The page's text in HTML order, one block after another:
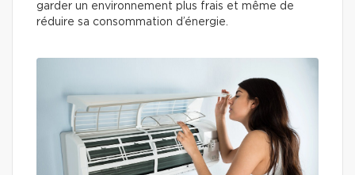
garder un environnement plus frais et même de
réduire sa consommation d’énergie.